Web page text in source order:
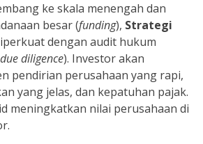
ke skala menengah dan
besar (funding), Strategi
dengan audit hukum
diligence). Investor akan
pendirian perusahaan yang rapi,
yang jelas, dan kepatuhan pajak.
meningkatkan nilai perusahaan di